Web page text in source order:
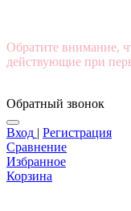
Обратите внимание,
действующие при
Обратный звонок
Вход | Регистрация
Сравнение
Избранное
Корзина